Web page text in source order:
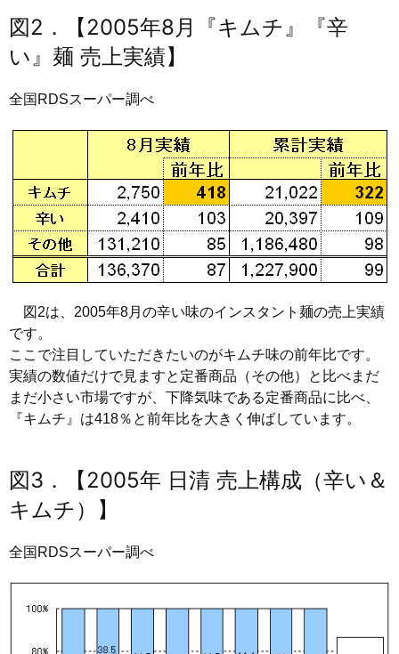
図2．【2005年8月『キムチ』『辛
い』麺 売上実績】
全国RDSスーパー調べ
図2は、2005年8月の辛い味のインスタント麺の売上実績
です。
ここで注目していただきたいのがキムチ味の前年比です。
実績の数値だけで見ますと定番商品（その他）と比べまだ
まだ小さい市場ですが、下降気味である定番商品に比べ、
『キムチ』は418％と前年比を大きく伸ばしています。
図3．【2005年 日清 売上構成（辛い＆
キムチ）】
全国RDSスーパー調べ